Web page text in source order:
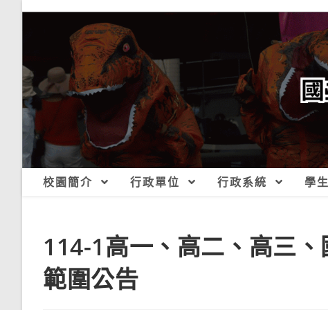
校園簡介 行政單位 行政系統 學
114-1高一、高二、高三
範圍公告